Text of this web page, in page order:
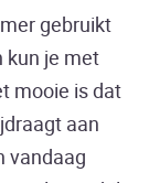
gebruikt
kun je met
mooie is dat
aan
vandaag